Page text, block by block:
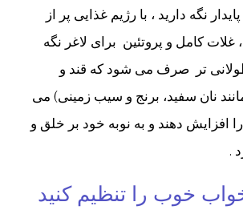
نگه دارید ، با رژیم غذایی پر از
، غلات کامل و پروتئین برای لاغر نگه
تر صرف می شود که قند و
نان سفید، برنج و سیب زمینی) می
افزایش دهند و به نوبه خود بر خلق و
.